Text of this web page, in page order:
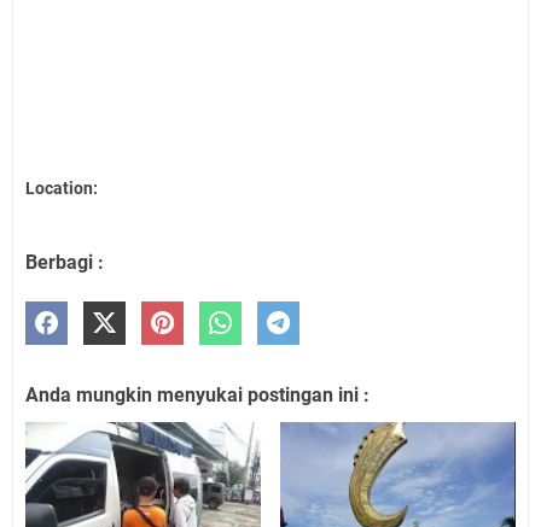
Location:
Berbagi :
Anda mungkin menyukai postingan ini :